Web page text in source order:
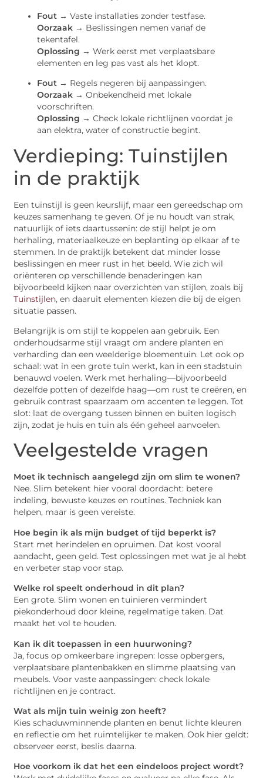
Fout → Vaste installaties zonder testfase.
Oorzaak → Beslissingen nemen vanaf de
tekentafel.
Oplossing → Werk eerst met verplaatsbare
elementen en leg pas vast als het klopt.
Fout → Regels negeren bij aanpassingen.
Oorzaak → Onbekendheid met lokale
voorschriften.
Oplossing → Check lokale richtlijnen voordat je
aan elektra, water of constructie begint.
Verdieping: Tuinstijlen
in de praktijk
Een tuinstijl is geen keurslijf, maar een gereedschap om
keuzes samenhang te geven. Of je nu houdt van strak,
natuurlijk of iets daartussenin: de stijl helpt je om
herhaling, materiaalkeuze en beplanting op elkaar af te
stemmen. In de praktijk betekent dat minder losse
beslissingen en meer rust in het beeld. Wie zich wil
oriënteren op verschillende benaderingen kan
bijvoorbeeld kijken naar overzichten van stijlen, zoals bij
Tuinstijlen, en daaruit elementen kiezen die bij de eigen
situatie passen.
Belangrijk is om stijl te koppelen aan gebruik. Een
onderhoudsarme stijl vraagt om andere planten en
verharding dan een weelderige bloementuin. Let ook op
schaal: wat in een grote tuin werkt, kan in een stadstuin
benauwd voelen. Werk met herhaling—bijvoorbeeld
dezelfde potten of dezelfde haag—om rust te creëren, en
gebruik contrast spaarzaam om accenten te leggen. Tot
slot: laat de overgang tussen binnen en buiten logisch
zijn, zodat je huis en tuin als één geheel aanvoelen.
Veelgestelde vragen
Moet ik technisch aangelegd zijn om slim te wonen?
Nee. Slim betekent hier vooral doordacht: betere
indeling, bewuste keuzes en routines. Techniek kan
helpen, maar is geen vereiste.
Hoe begin ik als mijn budget of tijd beperkt is?
Start met herindelen en opruimen. Dat kost vooral
aandacht, geen geld. Test oplossingen met wat je al hebt
en verbeter stap voor stap.
Welke rol speelt onderhoud in dit plan?
Een grote. Slim wonen en tuinieren vermindert
piekonderhoud door kleine, regelmatige taken. Dat
maakt het vol te houden.
Kan ik dit toepassen in een huurwoning?
Ja, focus op omkeerbare ingrepen: losse opbergers,
verplaatsbare plantenbakken en slimme plaatsing van
meubels. Voor vaste aanpassingen: check lokale
richtlijnen en je contract.
Wat als mijn tuin weinig zon heeft?
Kies schaduwminnende planten en benut lichte kleuren
en reflectie om het ruimtelijker te maken. Ook hier geldt:
observeer eerst, beslis daarna.
Hoe voorkom ik dat het een eindeloos project wordt?